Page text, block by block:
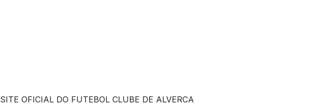
SITE OFICIAL DO FUTEBOL CLUBE DE ALVERCA